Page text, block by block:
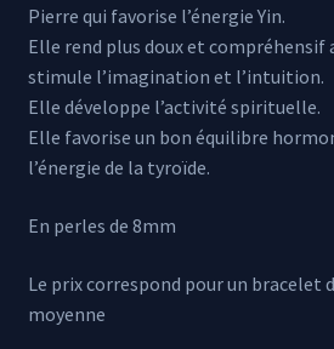
Pierre qui favorise l’énergie Yin.
Elle rend plus doux et compréhensif
stimule l’imagination et l’intuition.
Elle développe l’activité spirituelle.
Elle favorise un bon équilibre
l’énergie de la tyroïde.
En perles de 8mm
Le prix correspond pour un bracelet
moyenne